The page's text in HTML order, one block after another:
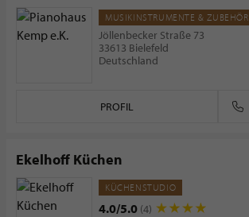
MUSIKINSTRUMENTE & ZUBEHÖR
Jöllenbecker Straße 73
33613 Bielefeld
Deutschland
PROFIL
Ekelhoff Küchen
KÜCHENSTUDIO
4.0/5.0 (4)